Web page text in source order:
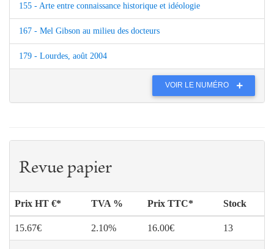
155 - Arte entre connaissance historique et idéologie
167 - Mel Gibson au milieu des docteurs
179 - Lourdes, août 2004
VOIR LE NUMÉRO
Revue papier
Prix HT €* TVA % Prix TTC* Stock
15.67€ 2.10% 16.00€ 13